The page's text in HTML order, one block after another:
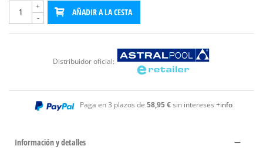
-
+
AÑADIR A LA CESTA
Distribuidor oficial:
Paga en 3 plazos de 58,95 €sin intereses +info
Información y detalles